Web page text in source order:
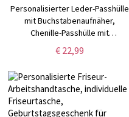
Personalisierter Leder-Passhülle
mit Buchstabenaufnäher,
Chenille-Passhülle mit
Buchstabenaufnäher und
Pailletten-Initiale,
Reisende/Freunde/Familie
€ 22,99